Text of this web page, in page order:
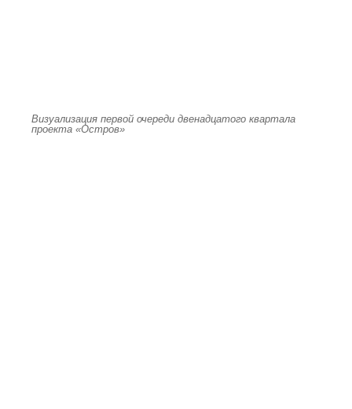
Визуализация первой очереди двенадцатого квартала
проекта «Остров»